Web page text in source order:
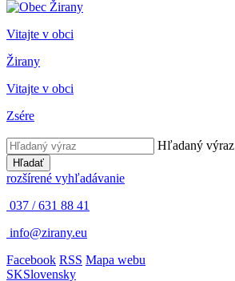
Vitajte v obci
Žirany
Vitajte v obci
Zsére
Hľadaný výraz
Hľadať
rozšírené vyhľadávanie
037 / 631 88 41
info@zirany.eu
Facebook RSS Mapa webu
SKSlovensky